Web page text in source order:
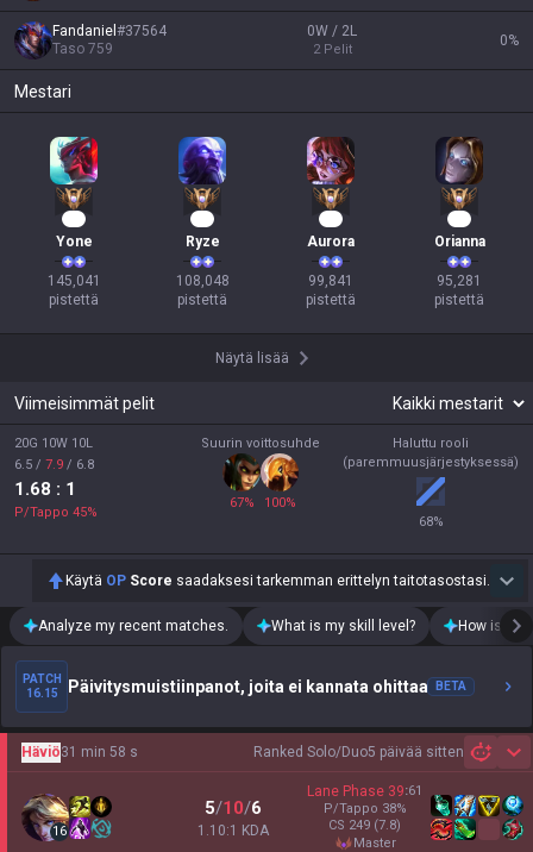
Fandaniel #37564
Taso 759
0W / 2L
2 Pelit
0%
Mestari
Yone
145,041
pistettä
Ryze
108,048
pistettä
Aurora
99,841
pistettä
Orianna
95,281
pistettä
Näytä lisää
Viimeisimmät pelit
20G 10W 10L
6.5 / 7.9 / 6.8
1.68 : 1
P/Tappo 45%
Suurin voittosuhde
67% 100%
Haluttu rooli
(paremmuusjärjestyksessä)
68%
Käytä OP Score saadaksesi tarkemman erittelyn taitotasostasi.
Analyze my recent matches. What is my skill level? How is my
PATCH
16.15
Päivitysmuistiinpanot, joita ei kannata ohittaa BETA
Ranked Solo/Duo5 päivää sitten
Häviö31 min 58 s
16
5/10/6
1.10:1 KDA
Lane Phase 39:61
P/Tappo 38%
CS 249 (7.8)
master